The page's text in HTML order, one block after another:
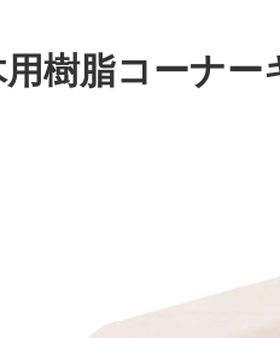
樹脂コーナー